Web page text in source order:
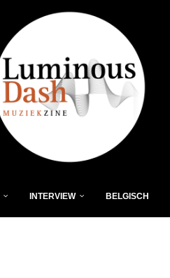
INTERVIEW BELGISCH